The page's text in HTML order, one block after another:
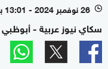
l 26 نوفمبر 2024 - 13:01 بتوقيت أبوظبي
سكاي نيوز عربية - أبوظبي